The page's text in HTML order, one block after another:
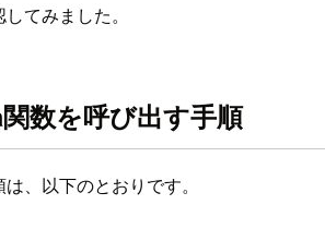
てみました。
数を呼び出す手順
、以下のとおりです。